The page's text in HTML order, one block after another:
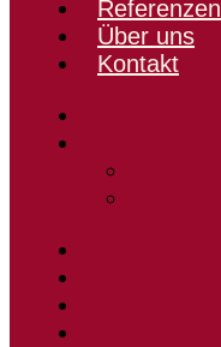
Referenzen
Über uns
Kontakt